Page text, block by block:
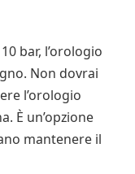
bar, l’orologio
Non dovrai
l’orologio
È un’opzione
mantenere il